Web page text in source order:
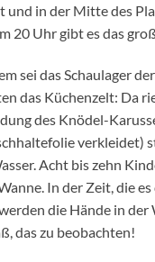
in der Mitte des
20 Uhr gibt es das
sei das Schaulager
das Küchenzelt: Da
des Knödel-
verkleidet)
Acht bis zehn
In der Zeit, die
die Hände in der
das zu beobachten!